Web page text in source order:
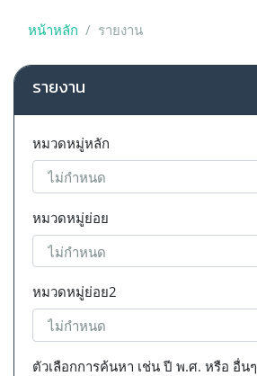
หน้าหลัก รายงาน
รายงาน
หมวดหมู่หลัก
หมวดหมู่ย่อย
หมวดหมู่ย่อย2
ตัวเลือกการค้นหา เช่น ปี พ.ศ. หรือ อื่นๆ